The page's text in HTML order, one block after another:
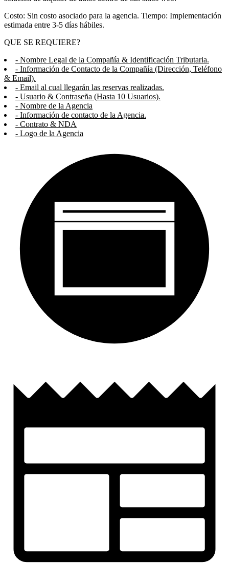
Costo: Sin costo asociado para la agencia. Tiempo: Implementación
estimada entre 3-5 días hábiles.
QUE SE REQUIERE?
- Nombre Legal de la Compañía & Identificación Tributaria.
- Información de Contacto de la Compañía (Dirección, Teléfono
& Email).
- Email al cual llegarán las reservas realizadas.
- Usuario & Contraseña (Hasta 10 Usuarios).
- Nombre de la Agencia
- Información de contacto de la Agencia.
- Contrato & NDA
- Logo de la Agencia